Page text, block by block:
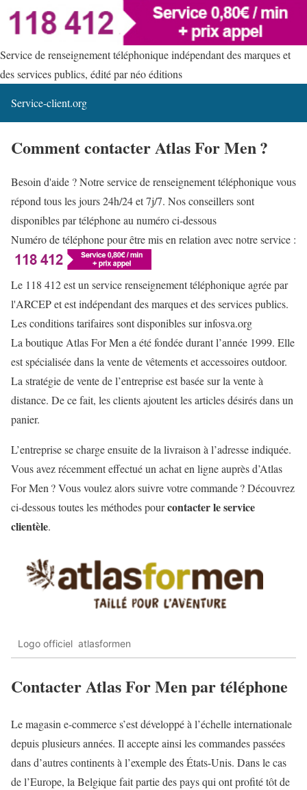
Service de renseignement téléphonique indépendant des marques et
des services publics, édité par néo éditions
Service-client.org
Comment contacter Atlas For Men ?
Besoin d'aide ? Notre service de renseignement téléphonique vous
répond tous les jours 24h/24 et 7j/7. Nos conseillers sont
disponibles par téléphone au numéro ci-dessous
Numéro de téléphone pour être mis en relation avec notre service :
Le 118 412 est un service renseignement téléphonique agrée par
l'ARCEP et est indépendant des marques et des services publics.
Les conditions tarifaires sont disponibles sur infosva.org
La boutique Atlas For Men a été fondée durant l’année 1999. Elle
est spécialisée dans la vente de vêtements et accessoires outdoor.
La stratégie de vente de l’entreprise est basée sur la vente à
distance. De ce fait, les clients ajoutent les articles désirés dans un
panier.
L’entreprise se charge ensuite de la livraison à l’adresse indiquée.
Vous avez récemment effectué un achat en ligne auprès d’Atlas
For Men ? Vous voulez alors suivre votre commande ? Découvrez
ci-dessous toutes les méthodes pourcontacter le service
clientèle.
Logo officiel atlasformen
Contacter Atlas For Men par téléphone
Le magasin e-commerce s’est développé à l’échelle internationale
depuis plusieurs années. Il accepte ainsi les commandes passées
dans d’autres continents à l’exemple des États-Unis. Dans le cas
de l’Europe, la Belgique fait partie des pays qui ont profité tôt de